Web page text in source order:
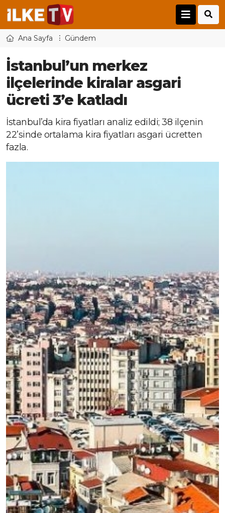
Ana Sayfa Gündem
İstanbul’un merkez
ilçelerinde kiralar asgari
ücreti 3’e katladı
İstanbul’da kira fiyatları analiz edildi; 38 ilçenin
22’sinde ortalama kira fiyatları asgari ücretten
fazla.